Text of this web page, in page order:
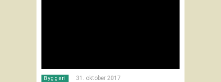
Byggeri 31. oktober 2017